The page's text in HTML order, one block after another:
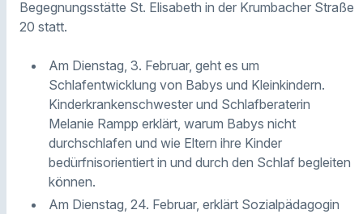
Begegnungsstätte St. Elisabeth in der Krumbacher Straße
20 statt.
Am Dienstag, 3. Februar, geht es um
Schlafentwicklung von Babys und Kleinkindern.
Kinderkrankenschwester und Schlafberaterin
Melanie Rampp erklärt, warum Babys nicht
durchschlafen und wie Eltern ihre Kinder
bedürfnisorientiert in und durch den Schlaf begleiten
können.
Am Dienstag, 24. Februar, erklärt Sozialpädagogin